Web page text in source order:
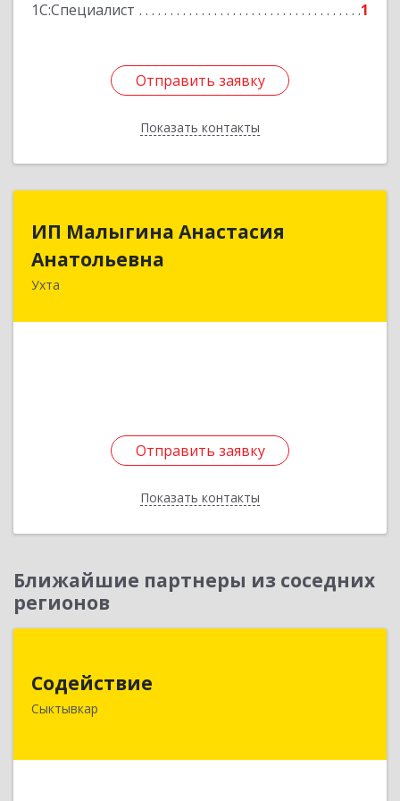
1С:Специалист 1
Отправить заявку
Показать контакты
Отправить заявку
Назад
ИП Малыгина Анастасия
Анатольевна
Ухта
Отправить заявку
Показать контакты
Анатольевна
169300, Коми Респ, Ухта г, Шахтинская ул, дом
Отправить заявку
Назад
Ближайшие партнеры из соседних
регионов
Содействие
Сыктывкар
167004, Коми Респ, Сыктывкар г, Первомайская
Подробнее